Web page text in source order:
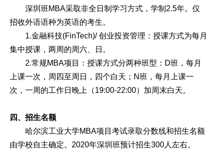
深圳班MBA采取非全日制学习方式，学制2.5年。仅
招收外语语种为英语的考生。
1.金融科技(FinTech)/ 创业投资管理：授课方式为每月
集中授课，两周的周六、日。
2.常规MBA项目：授课方式分两种班型：D班，每月
上课一次，周四至周日，四个白天；N班，每月上课一
次，一周的工作日晚上（19:00-22:00）加周末白天。
四、招生名额
哈尔滨工业大学MBA项目考试录取分数线和招生名额
由学校自主确定。2020年深圳班预计招生300人左右。